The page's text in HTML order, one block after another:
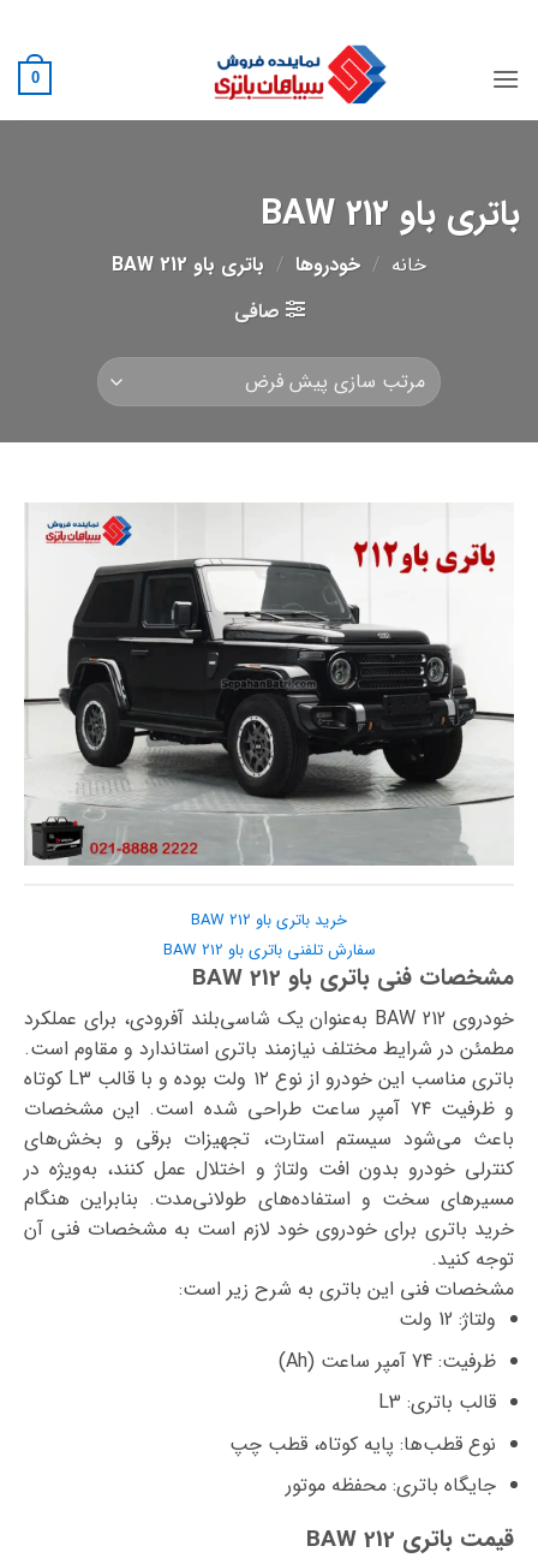
content
0
باتری باو BAW 212
خانه / خودروها / باتری باو BAW 212
صافی
خرید باتری باو BAW 212
سفارش تلفنی باتری باو BAW 212
مشخصات فنی باتری باو BAW 212
خودروی BAW 212 به‌عنوان یک شاسی‌بلند آفرودی، برای عملکرد
مطمئن در شرایط مختلف نیازمند باتری استاندارد و مقاوم است.
باتری مناسب این خودرو از نوع ۱۲ ولت بوده و با قالب L3 کوتاه
و ظرفیت ۷۴ آمپر ساعت طراحی شده است. این مشخصات
باعث می‌شود سیستم استارت، تجهیزات برقی و بخش‌های
کنترلی خودرو بدون افت ولتاژ و اختلال عمل کنند، به‌ویژه در
مسیرهای سخت و استفاده‌های طولانی‌مدت. بنابراین هنگام
خرید باتری برای خودروی خود لازم است به مشخصات فنی آن
توجه کنید.
مشخصات فنی این باتری به شرح زیر است:
ولتاژ: 12 ولت
ظرفیت: 74 آمپر ساعت (Ah)
قالب باتری: L3
نوع قطب‌ها: پایه کوتاه، قطب چپ
جایگاه باتری: محفظه موتور
قیمت باتری BAW 212